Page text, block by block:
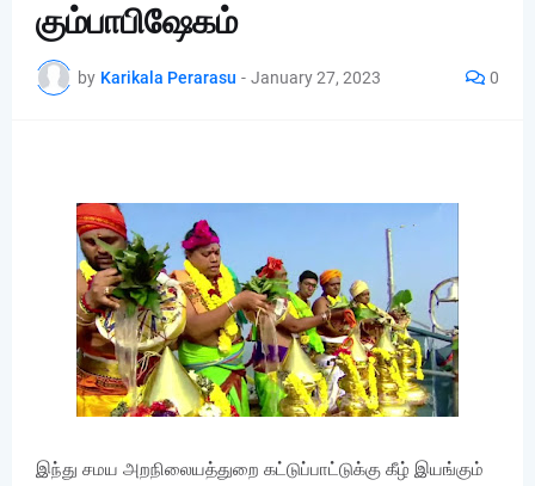
கும்பாபிஷேகம்
by Karikala Perarasu - January 27, 2023 0
இந்து சமய அறநிலையத்துறை கட்டுப்பாட்டுக்கு கீழ் இயங்கும்